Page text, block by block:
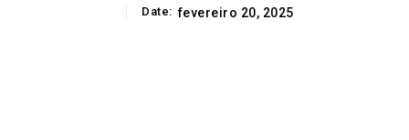
Date: fevereiro 20, 2025